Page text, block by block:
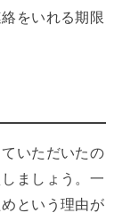
をいれる期限
いただいたの
ましょう。一
という理由が